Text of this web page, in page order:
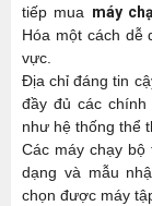
tiếp mua máy
Hóa một cách dễ
vực.
Địa chỉ đáng tin
đầy đủ các
như hệ thống thể
Các máy chạy
dạng và mẫu
chọn được máy